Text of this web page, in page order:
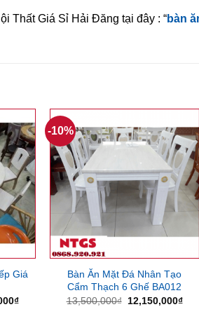
Thất Giá Sỉ Hải Đăng tại đây : “bàn
Giá
₫Giá
-10%
Bàn Ăn Mặt Đá Nhân Tạo
Cẩm Thạch 6 Ghế BA012
13,500,000₫ Giá
12,150,000₫Giá